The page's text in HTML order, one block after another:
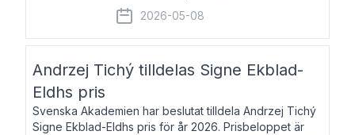
litteraturkritikern Anna Hallberg. Hon
efterträder poeten Tua Forsström på
stol 18 och kommer att ta sitt inträde vid
2026-05-08
Andrzej Tichý tilldelas Signe Ekblad-
Eldhs pris
Svenska Akademien har beslutat tilldela Andrzej Tichý
Signe Ekblad-Eldhs pris för år 2026. Prisbeloppet är